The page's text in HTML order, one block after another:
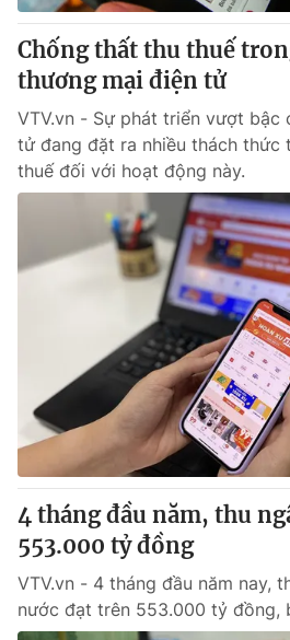
Chống thất thu thuế
thương mại điện tử
VTV.vn - Sự phát triển vượt bậc
tử đang đặt ra nhiều thách thức
thuế đối với hoạt động này.
4 tháng đầu năm, thu
553.000 tỷ đồng
VTV.vn - 4 tháng đầu năm nay,
nước đạt trên 553.000 tỷ đồng,